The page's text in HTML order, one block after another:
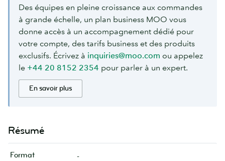
Des équipes en pleine croissance aux commandes
à grande échelle, un plan business MOO vous
donne accès à un accompagnement dédié pour
votre compte, des tarifs business et des produits
exclusifs. Écrivez à inquiries@moo.com ou appelez
le +44 20 8152 2354 pour parler à un expert.
En savoir plus
Résumé
Format -